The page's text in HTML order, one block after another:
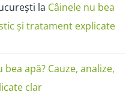
la Câinele nu bea
și tratament explicate
bea apă? Cauze, analize,
clar